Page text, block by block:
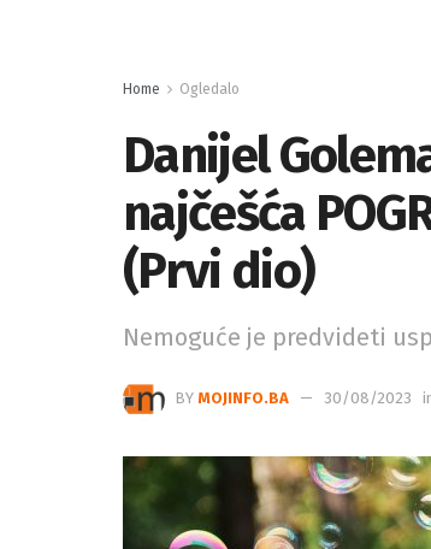
Home Ogledalo
Danijel
najčešća
(Prvi dio)
Nemoguće je predvideti
BY MOJINFO.BA 30/08/2023